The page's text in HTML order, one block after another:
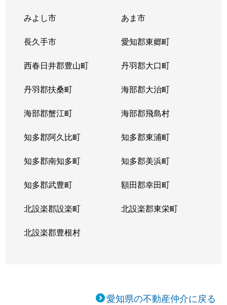
みよし市 あま市
長久手市 愛知郡東郷町
西春日井郡豊山町 丹羽郡大口町
丹羽郡扶桑町 海部郡大治町
海部郡蟹江町 海部郡飛島村
知多郡阿久比町 知多郡東浦町
知多郡南知多町 知多郡美浜町
知多郡武豊町 額田郡幸田町
北設楽郡設楽町 北設楽郡東栄町
北設楽郡豊根村
愛知県の不動産仲介に戻る